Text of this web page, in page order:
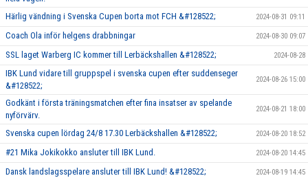
Härlig vändning i Svenska Cupen borta mot FCH &#128522; 2024-08-31 09:11
Coach Ola inför helgens drabbningar 2024-08-30 09:07
SSL laget Warberg IC kommer till Lerbäckshallen &#128522; 2024-08-28
IBK Lund vidare till gruppspel i svenska cupen efter suddenseger
&#128522;
2024-08-26 15:00
Godkänt i första träningsmatchen efter fina insatser av spelande
nyförvärv.
2024-08-21 18:00
Svenska cupen lördag 24/8 17.30 Lerbäckshallen &#128522; 2024-08-20 18:52
#21 Mika Jokikokko ansluter till IBK Lund. 2024-08-20 14:45
Dansk landslagsspelare ansluter till IBK Lund! &#128522; 2024-08-19 14:45